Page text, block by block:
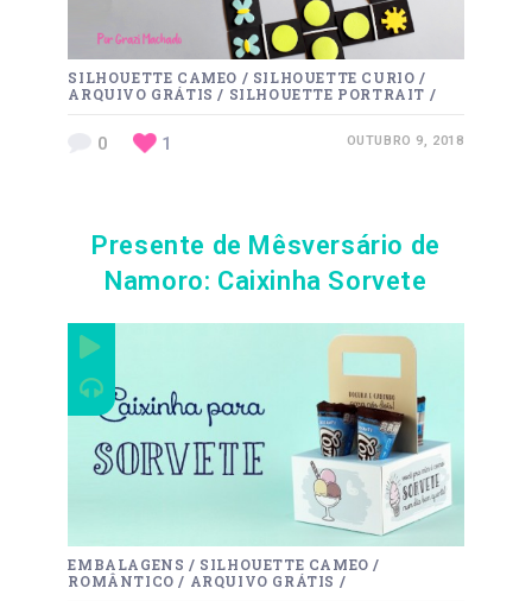
SILHOUETTE CAMEO / SILHOUETTE CURIO /
ARQUIVO GRÁTIS / SILHOUETTE PORTRAIT /
0 1 OUTUBRO 9, 2018
Presente de Mêsversário de
Namoro: Caixinha Sorvete
EMBALAGENS / SILHOUETTE CAMEO /
ROMÂNTICO / ARQUIVO GRÁTIS /